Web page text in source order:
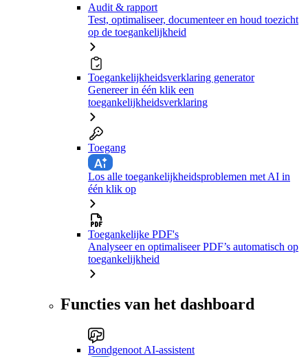
Audit & rapport
Test, optimaliseer, documenteer en houd toezicht
op de toegankelijkheid
Toegankelijkheidsverklaring generator
Genereer in één klik een
toegankelijkheidsverklaring
Toegang
Los alle toegankelijkheidsproblemen met AI in
één klik op
Toegankelijke PDF's
Analyseer en optimaliseer PDF’s automatisch op
toegankelijkheid
Functies van het dashboard
Bondgenoot AI-assistent